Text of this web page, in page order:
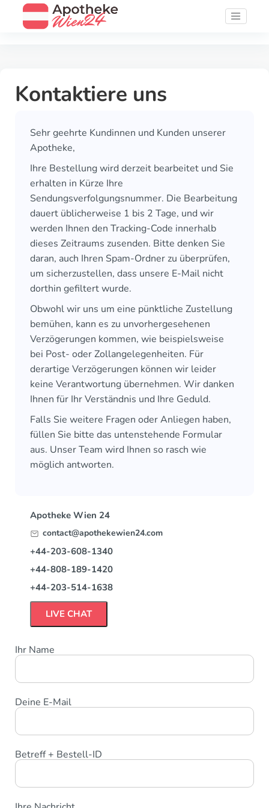
Kontaktiere uns
Sehr geehrte Kundinnen und Kunden unserer
Apotheke,
Ihre Bestellung wird derzeit bearbeitet und Sie
erhalten in Kürze Ihre
Sendungsverfolgungsnummer. Die Bearbeitung
dauert üblicherweise 1 bis 2 Tage, und wir
werden Ihnen den Tracking-Code innerhalb
dieses Zeitraums zusenden. Bitte denken Sie
daran, auch Ihren Spam-Ordner zu überprüfen,
um sicherzustellen, dass unsere E-Mail nicht
dorthin gefiltert wurde.
Obwohl wir uns um eine pünktliche Zustellung
bemühen, kann es zu unvorhergesehenen
Verzögerungen kommen, wie beispielsweise
bei Post- oder Zollangelegenheiten. Für
derartige Verzögerungen können wir leider
keine Verantwortung übernehmen. Wir danken
Ihnen für Ihr Verständnis und Ihre Geduld.
Falls Sie weitere Fragen oder Anliegen haben,
füllen Sie bitte das untenstehende Formular
aus. Unser Team wird Ihnen so rasch wie
möglich antworten.
Apotheke Wien 24
contact@apothekewien24.com
+44-203-608-1340
+44-808-189-1420
+44-203-514-1638
LIVE CHAT
Ihr Name
Deine E-Mail
Betreff + Bestell-ID